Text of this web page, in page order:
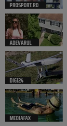
PROSPORT.RO
ADEVARUL
DIGI24
MEDIAFAX